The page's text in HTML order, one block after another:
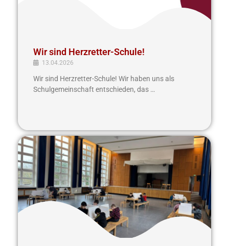
Wir sind Herzretter-Schule!
13.04.2026
Wir sind Herzretter-Schule! Wir haben uns als
Schulgemeinschaft entschieden, das …
Pangea
Wettbewerb